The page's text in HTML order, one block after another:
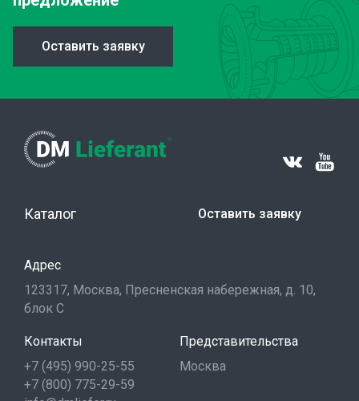
Оставить заявку
Каталог Оставить заявку
Адрес
123317, Москва, Пресненская набережная, д. 10,
блок С
Контакты
+7 (495) 990-25-55
+7 (800) 775-29-59
Представительства
Москва